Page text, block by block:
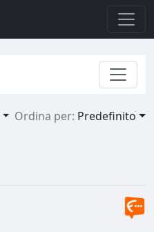
Ordina per: Predefinito